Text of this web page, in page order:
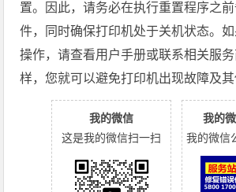
置。因此，请务必在执行重置程序之
件，同时确保打印机处于关机状态。
操作，请查看用户手册或联系相关服
样，您就可以避免打印机出现故障及其
我的微信
这是我的微信扫一扫
我的
我的微信